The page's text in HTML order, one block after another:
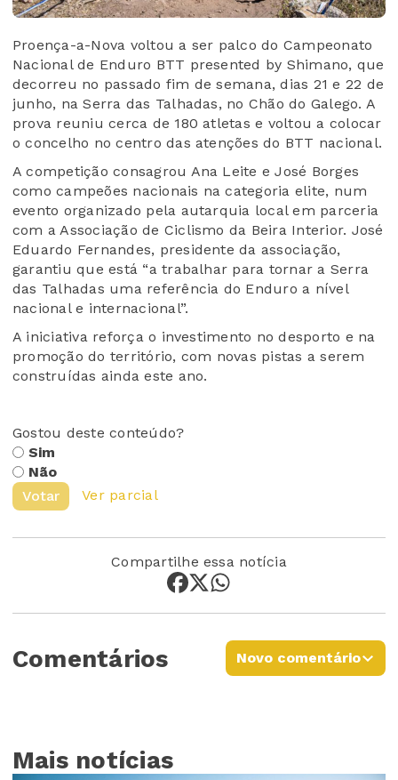
Proença-a-Nova voltou a ser palco do Campeonato
Nacional de Enduro BTT presented by Shimano, que
decorreu no passado fim de semana, dias 21 e 22 de
junho, na Serra das Talhadas, no Chão do Galego. A
prova reuniu cerca de 180 atletas e voltou a colocar
o concelho no centro das atenções do BTT nacional.
A competição consagrou Ana Leite e José Borges
como campeões nacionais na categoria elite, num
evento organizado pela autarquia local em parceria
com a Associação de Ciclismo da Beira Interior. José
Eduardo Fernandes, presidente da associação,
garantiu que está “a trabalhar para tornar a Serra
das Talhadas uma referência do Enduro a nível
nacional e internacional”.
A iniciativa reforça o investimento no desporto e na
promoção do território, com novas pistas a serem
construídas ainda este ano.
Gostou deste conteúdo?
Sim
Não
Votar
Ver parcial
Compartilhe essa notícia
Comentários Novo comentário
Mais notícias